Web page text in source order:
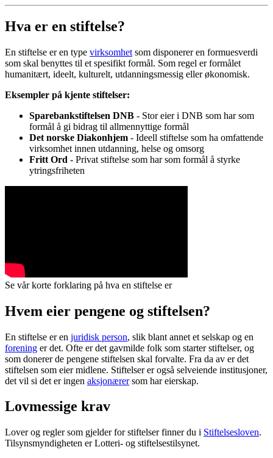
Hva er en stiftelse?
En stiftelse er en type virksomhet som disponerer en formuesverdi
som skal benyttes til et spesifikt formål. Som regel er formålet
humanitært, ideelt, kulturelt, utdanningsmessig eller økonomisk.
Eksempler på kjente stiftelser:
Sparebankstiftelsen DNB - Stor eier i DNB som har som
formål å gi bidrag til allmennyttige formål
Det norske Diakonhjem - Ideell stiftelse som ha omfattende
virksomhet innen utdanning, helse og omsorg
Fritt Ord - Privat stiftelse som har som formål å styrke
ytringsfriheten
Se vår korte forklaring på hva en stiftelse er
Hvem eier pengene og stiftelsen?
En stiftelse er en juridisk person, slik blant annet et selskap og en
forening er det. Ofte er det gavmilde folk som starter stiftelser, og
som donerer de pengene stiftelsen skal forvalte. Fra da av er det
stiftelsen som eier midlene. Stiftelser er også selveiende institusjoner,
det vil si det er ingen aksjonærersom har eierskap.
Lovmessige krav
Lover og regler som gjelder for stiftelser finner du i Stiftelsesloven.
Tilsynsmyndigheten er Lotteri- og stiftelsestilsynet.